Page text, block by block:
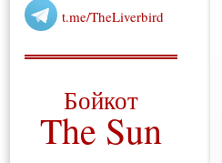
t.me/TheLiverbird
Бойкот
The Sun